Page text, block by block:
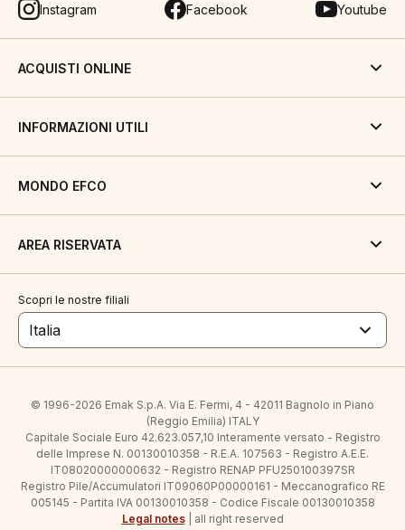
Instagram Facebook Youtube
ACQUISTI ONLINE
INFORMAZIONI UTILI
MONDO EFCO
AREA RISERVATA
Scopri le nostre filiali
Italia
© 1996-2026 Emak S.p.A. Via E. Fermi, 4 - 42011 Bagnolo in Piano
(Reggio Emilia) ITALY
Capitale Sociale Euro 42.623.057,10 Interamente versato - Registro
delle Imprese N. 00130010358 - R.E.A. 107563 - Registro A.E.E.
IT08020000000632 - Registro RENAP PFU250100397SR
Registro Pile/Accumulatori IT09060P00000161 - Meccanografico RE
005145 - Partita IVA 00130010358 - Codice Fiscale 00130010358
Legal notes| all right reserved